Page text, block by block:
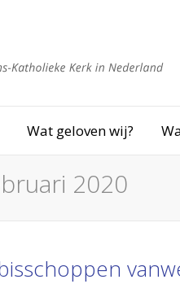
Wat geloven wij?
2020